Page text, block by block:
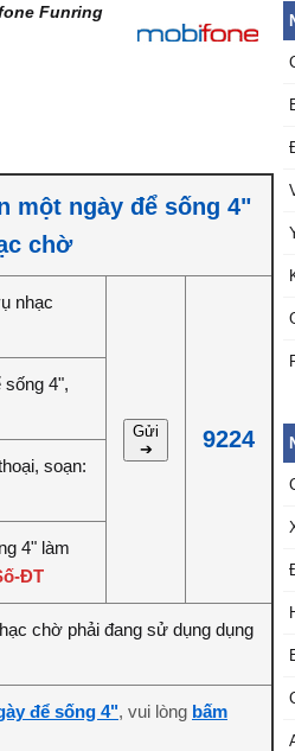
Funring
một ngày để sống 4"
chờ
nhạc
Gửi
➔
9224
4",
soạn:
4" làm
ĐT
chờ phải đang sử dụng dụng
để sống 4", vui lòng bấm